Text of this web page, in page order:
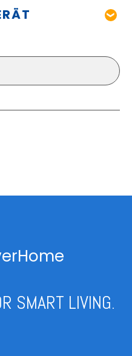
SMART LIVING.